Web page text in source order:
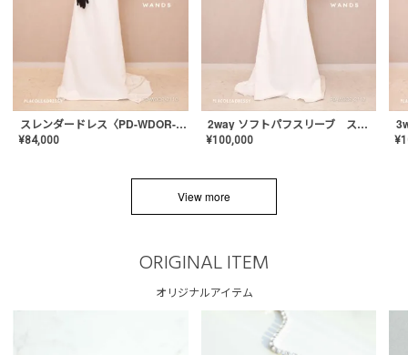
スレンダードレス〈PD-WDOR-2110〉
¥84,000
2way ソフトパフスリーブ スレンダードレス〈PD-WDOR-2112〉
¥100,000 ¥
View more
ORIGINAL ITEM
オリジナルアイテム